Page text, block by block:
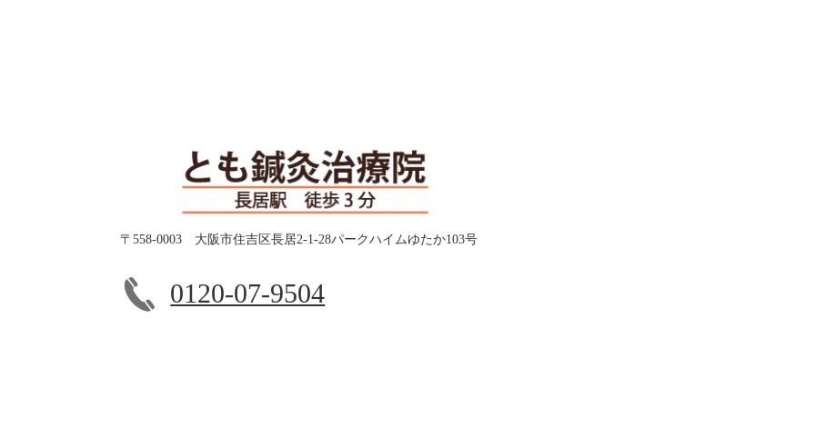
〒558-0003 大阪市住吉区長居2-1-28パークハイムゆたか103号
0120-07-9504